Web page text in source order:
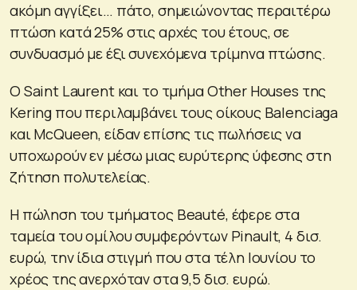
ακόμη αγγίξει… πάτο, σημειώνοντας περαιτέρω
πτώση κατά 25% στις αρχές του έτους, σε
συνδυασμό με έξι συνεχόμενα τρίμηνα πτώσης.
Ο Saint Laurent και το τμήμα Other Houses της
Kering που περιλαμβάνει τους οίκους Balenciaga
και McQueen, είδαν επίσης τις πωλήσεις να
υποχωρούν εν μέσω μιας ευρύτερης ύφεσης στη
ζήτηση πολυτελείας.
Η πώληση του τμήματος Beauté, έφερε στα
ταμεία του ομίλου συμφερόντων Pinault, 4 δισ.
ευρώ, την ίδια στιγμή που στα τέλη Ιουνίου το
χρέος της ανερχόταν στα 9,5 δισ. ευρώ.